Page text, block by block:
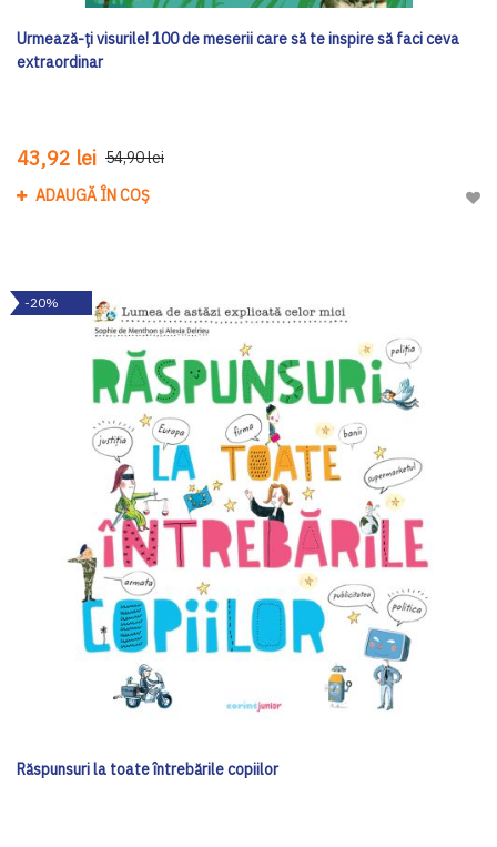
Urmează-ți visurile! 100 de meserii care să te inspire să faci ceva
extraordinar
43,92 lei 54,90 lei
ADAUGĂ ÎN COȘ
-20%
Răspunsuri la toate întrebările copiilor